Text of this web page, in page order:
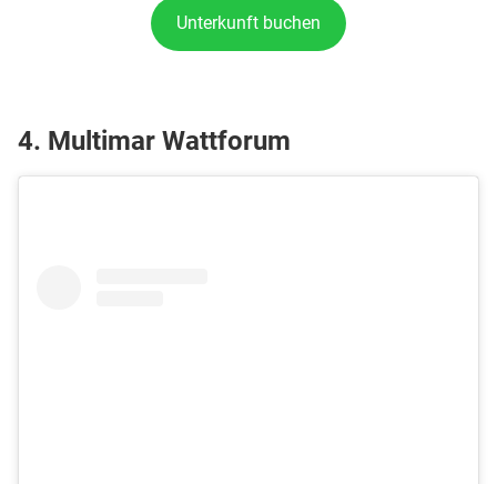
Unterkunft buchen
4. Multimar Wattforum